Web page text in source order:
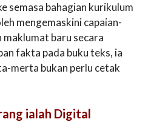
semasa bahagian kurikulum
mengemaskini capaian-
maklumat baru secara
fakta pada buku teks, ia
merta bukan perlu cetak
ialah Digital